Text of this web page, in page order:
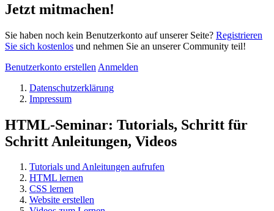
Jetzt mitmachen!
Sie haben noch kein Benutzerkonto auf unserer Seite? Registrieren
Sie sich kostenlos und nehmen Sie an unserer Community teil!
Benutzerkonto erstellen Anmelden
Datenschutzerklärung
Impressum
HTML-Seminar: Tutorials, Schritt für
Schritt Anleitungen, Videos
Tutorials und Anleitungen aufrufen
HTML lernen
CSS lernen
Website erstellen